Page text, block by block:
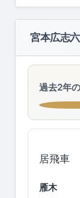
宮本広志
過去2年
居飛車
雁木